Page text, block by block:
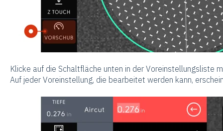
Klicke auf die Schaltfläche unten in der Voreinstellungsliste
Auf jeder Voreinstellung, die bearbeitet werden kann,